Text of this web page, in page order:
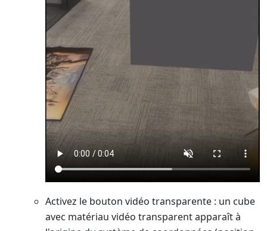
Activez le bouton vidéo transparente : un cube
avec matériau vidéo transparent apparaît à